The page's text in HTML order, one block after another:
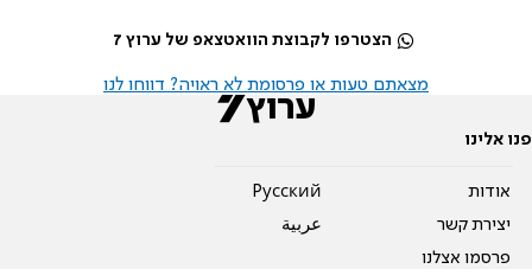
הצטרפו לקבוצת הוואטצאפ של ערוץ 7
מצאתם טעות או פרסומת לא ראויה? דווחו לנו
פנו אלינו
אודות
יצירת קשר
פרסמו אצלנו
Pусский
عربية